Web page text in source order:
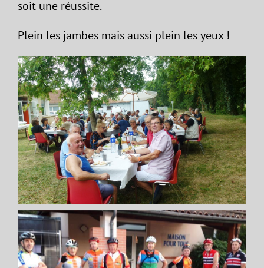
soit une réussite.
Plein les jambes mais aussi plein les yeux !